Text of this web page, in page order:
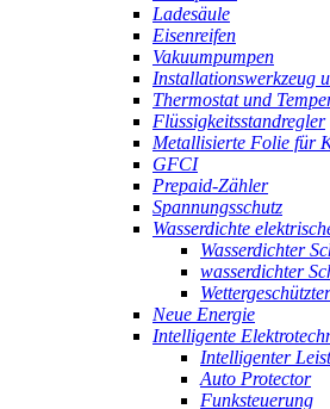
Ladesäule
Eisenreifen
Vakuumpumpen
Installationswerkzeug
Thermostat und
Flüssigkeitsstandregler
Metallisierte Folie für
GFCI
Prepaid-Zähler
Spannungsschutz
Wasserdichte
Wasserdichter
wasserdichter
Neue Energie
Intelligente
Intelligenter
Auto Protector
Funksteuerung